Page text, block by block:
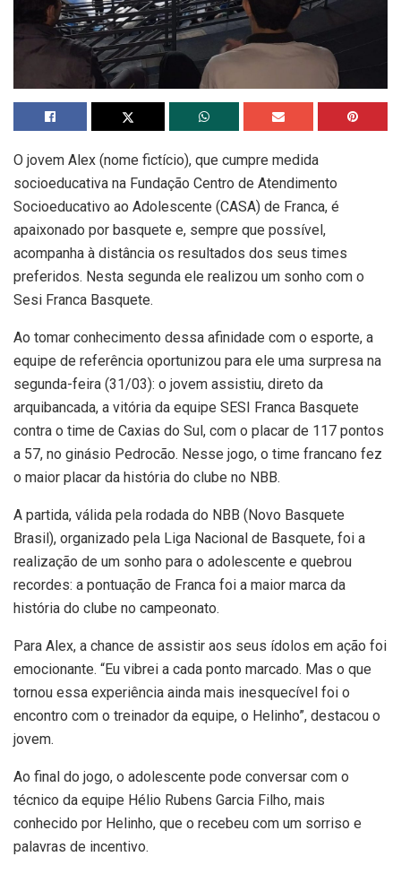
O jovem Alex (nome fictício), que cumpre medida
socioeducativa na Fundação Centro de Atendimento
Socioeducativo ao Adolescente (CASA) de Franca, é
apaixonado por basquete e, sempre que possível,
acompanha à distância os resultados dos seus times
preferidos. Nesta segunda ele realizou um sonho com o
Sesi Franca Basquete.
Ao tomar conhecimento dessa afinidade com o esporte, a
equipe de referência oportunizou para ele uma surpresa na
segunda-feira (31/03): o jovem assistiu, direto da
arquibancada, a vitória da equipe SESI Franca Basquete
contra o time de Caxias do Sul, com o placar de 117 pontos
a 57, no ginásio Pedrocão. Nesse jogo, o time francano fez
o maior placar da história do clube no NBB.
A partida, válida pela rodada do NBB (Novo Basquete
Brasil), organizado pela Liga Nacional de Basquete, foi a
realização de um sonho para o adolescente e quebrou
recordes: a pontuação de Franca foi a maior marca da
história do clube no campeonato.
Para Alex, a chance de assistir aos seus ídolos em ação foi
emocionante. “Eu vibrei a cada ponto marcado. Mas o que
tornou essa experiência ainda mais inesquecível foi o
encontro com o treinador da equipe, o Helinho”, destacou o
jovem.
Ao final do jogo, o adolescente pode conversar com o
técnico da equipe Hélio Rubens Garcia Filho, mais
conhecido por Helinho, que o recebeu com um sorriso e
palavras de incentivo.